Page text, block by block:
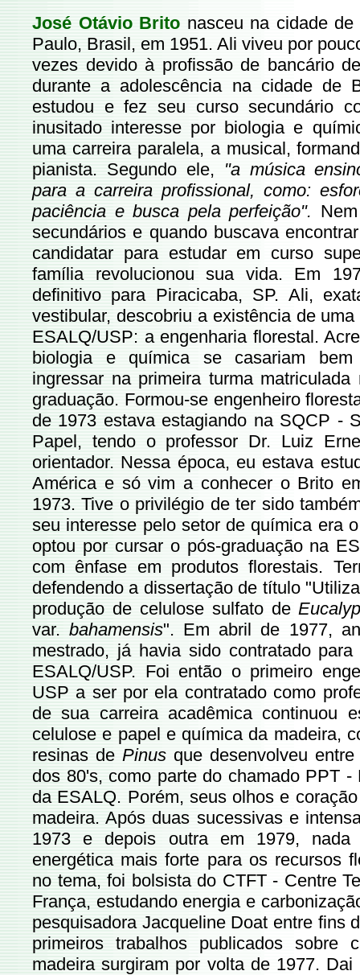
José Otávio Brito nasceu na cidade
Paulo, Brasil, em 1951. Ali viveu por
vezes devido à profissão de bancário
durante a adolescência na cidade de
estudou e fez seu curso secundário
inusitado interesse por biologia e
uma carreira paralela, a musical,
pianista. Segundo ele, "a música
para a carreira profissional, como:
paciência e busca pela perfeição".
secundários e quando buscava
candidatar para estudar em curso
família revolucionou sua vida. Em
definitivo para Piracicaba, SP. Ali,
vestibular, descobriu a existência de
ESALQ/USP: a engenharia florestal.
biologia e química se casariam bem
ingressar na primeira turma
graduação. Formou-se engenheiro
de 1973 estava estagiando na SQCP -
Papel, tendo o professor Dr. Luiz
orientador. Nessa época, eu estava
América e só vim a conhecer o Brito
1973. Tive o privilégio de ter sido
seu interesse pelo setor de química era
optou por cursar o pós-graduação na
com ênfase em produtos florestais.
defendendo a dissertação de título
produção de celulose sulfato de
var.bahamensis". Em abril de 1977,
mestrado, já havia sido contratado
ESALQ/USP. Foi então o primeiro
USP a ser por ela contratado como
de sua carreira acadêmica continuou
celulose e papel e química da madeira,
resinas dePinusque desenvolveu
dos 80's, como parte do chamado PPT
da ESALQ. Porém, seus olhos e
madeira. Após duas sucessivas e
1973 e depois outra em 1979,
energética mais forte para os recursos
no tema, foi bolsista do CTFT - Centre
França, estudando energia e
pesquisadora Jacqueline Doat entre fins
primeiros trabalhos publicados sobre
madeira surgiram por volta de 1977.